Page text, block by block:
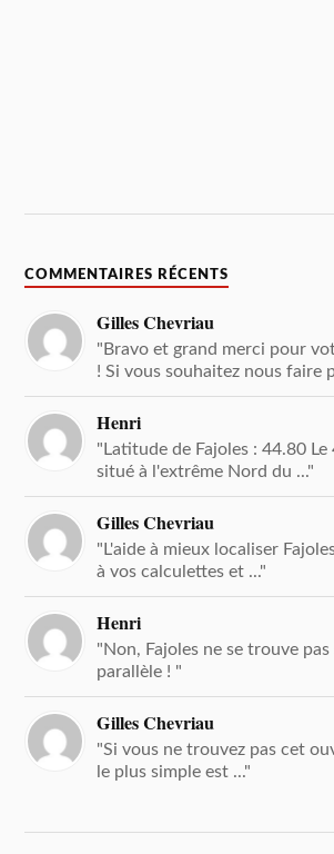
COMMENTAIRES RÉCENTS
Gilles Chevriau
"Bravo et grand merci pour
! Si vous souhaitez nous faire
Henri
"Latitude de Fajoles : 44.80
situé à l'extrême Nord du ..."
Gilles Chevriau
"L'aide à mieux localiser
à vos calculettes et ..."
Henri
"Non, Fajoles ne se trouve
parallèle ! "
Gilles Chevriau
"Si vous ne trouvez pas cet
le plus simple est ..."